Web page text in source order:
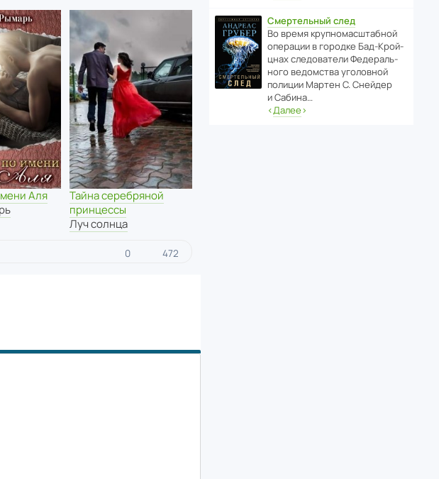
Аля
Тайна серебряной
принцессы
Луч солнца
0 472
Смертельный след
Во время круп­но­мас­ш­та­бной
операции в городке Бад‑Крой­
цнах следо­ва­тели Феде­раль­
ного ведомства уголо­вной
полиции Мартен С. Снейдер
и Сабина…
‹Далее›